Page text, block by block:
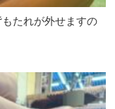
たれが外せますの